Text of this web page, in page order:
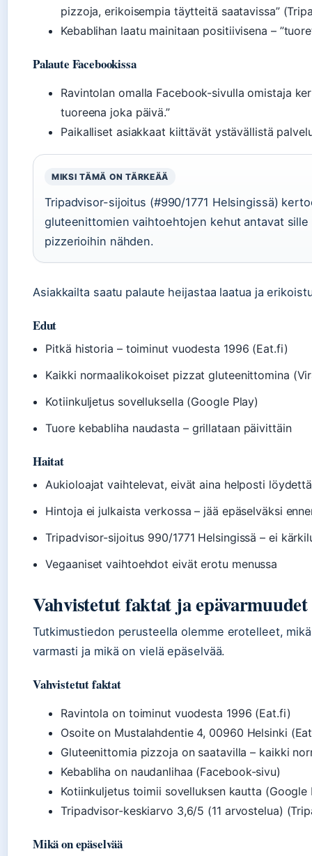
pizzoja, erikoisempia täytteitä saatavissa”
Kebablihan laatu mainitaan positiivisena –
Palaute Facebookissa
Ravintolan omalla Facebook-sivulla omistaja
tuoreena joka päivä.”
Paikalliset asiakkaat kiittävät ystävällistä
MIKSI TÄMÄ ON TÄRKEÄÄ
Tripadvisor-sijoitus (#990/1771 Helsingissä)
gluteenittomien vaihtoehtojen kehut antavat
pizzerioihin nähden.
Asiakkailta saatu palaute heijastaa laatua ja
Edut
Pitkä historia – toiminut vuodesta 1996 (Eat.fi)
Kaikki normaalikokoiset pizzat gluteenittomina
Kotiinkuljetus sovelluksella (Google Play)
Tuore kebabliha naudasta – grillataan päivittäin
Haitat
Aukioloajat vaihtelevat, eivät aina helposti
Hintoja ei julkaista verkossa – jää epäselväksi
Tripadvisor-sijoitus 990/1771 Helsingissä – ei
Vegaaniset vaihtoehdot eivät erotu menussa
Vahvistetut faktat ja epävarmuudet
Tutkimustiedon perusteella olemme erotelleet,
varmasti ja mikä on vielä epäselvää.
Vahvistetut faktat
Ravintola on toiminut vuodesta 1996 (Eat.fi)
Osoite on Mustalahdentie 4, 00960 Helsinki
Gluteenittomia pizzoja on saatavilla – kaikki
Kebabliha on naudanlihaa (Facebook-sivu)
Kotiinkuljetus toimii sovelluksen kautta (Google
Tripadvisor-keskiarvo 3,6/5 (11 arvostelua)
Mikä on epäselvää